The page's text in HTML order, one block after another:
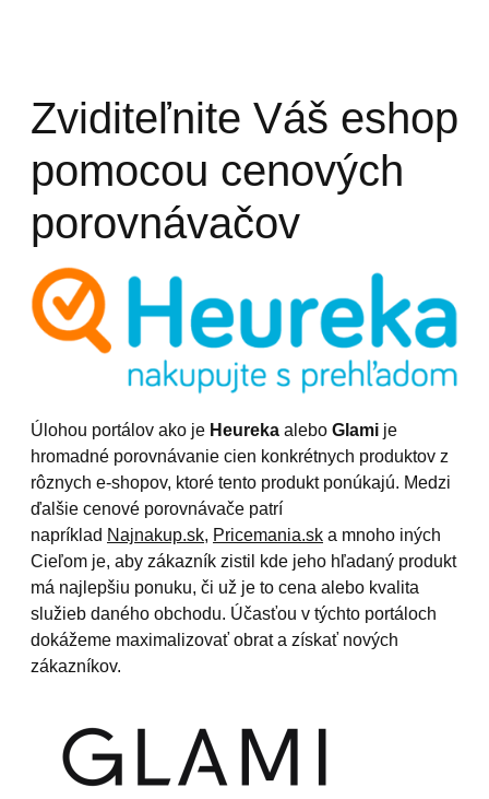
Zviditeľnite Váš eshop
pomocou cenových
porovnávačov
Úlohou portálov ako je Heureka alebo Glami je
hromadné porovnávanie cien konkrétnych produktov z
rôznych e-shopov, ktoré tento produkt ponúkajú. Medzi
ďalšie cenové porovnávače patrí
napríklad Najnakup.sk, Pricemania.sk a mnoho iných
Cieľom je, aby zákazník zistil kde jeho hľadaný produkt
má najlepšiu ponuku, či už je to cena alebo kvalita
služieb daného obchodu. Účasťou v týchto portáloch
dokážeme maximalizovať obrat a získať nových
zákazníkov.